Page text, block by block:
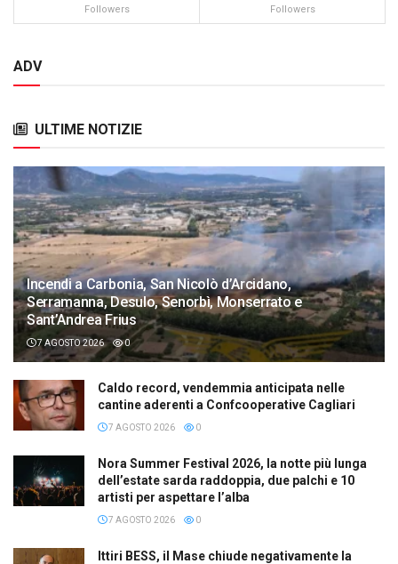
Followers Followers
ADV
ULTIME NOTIZIE
Incendi a Carbonia, San Nicolò d’Arcidano,
Serramanna, Desulo, Senorbì, Monserrato e
Sant’Andrea Frius
7 AGOSTO 2026 0
Caldo record, vendemmia anticipata nelle
cantine aderenti a Confcooperative Cagliari
7 AGOSTO 2026 0
Nora Summer Festival 2026, la notte più lunga
dell’estate sarda raddoppia, due palchi e 10
artisti per aspettare l’alba
7 AGOSTO 2026 0
Ittiri BESS, il Mase chiude negativamente la